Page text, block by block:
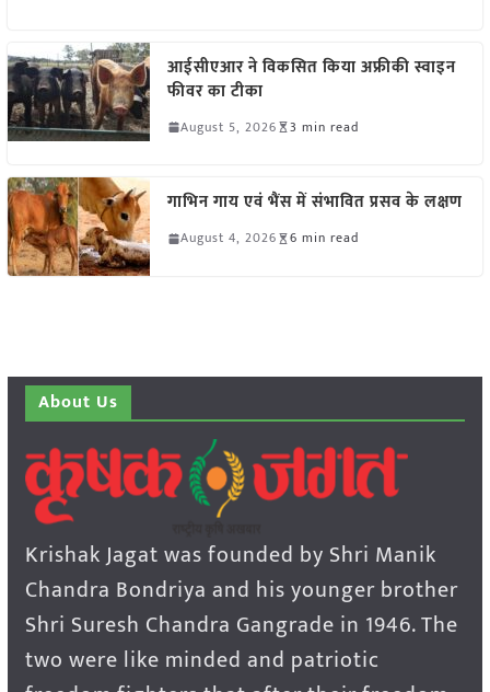
आईसीएआर ने विकसित किया अफ्रीकी स्वाइन
फीवर का टीका
August 5, 2026 3 min read
गाभिन गाय एवं भैंस में संभावित प्रसव के लक्षण
August 4, 2026 6 min read
About Us
Krishak Jagat was founded by Shri Manik
Chandra Bondriya and his younger brother
Shri Suresh Chandra Gangrade in 1946. The
two were like minded and patriotic